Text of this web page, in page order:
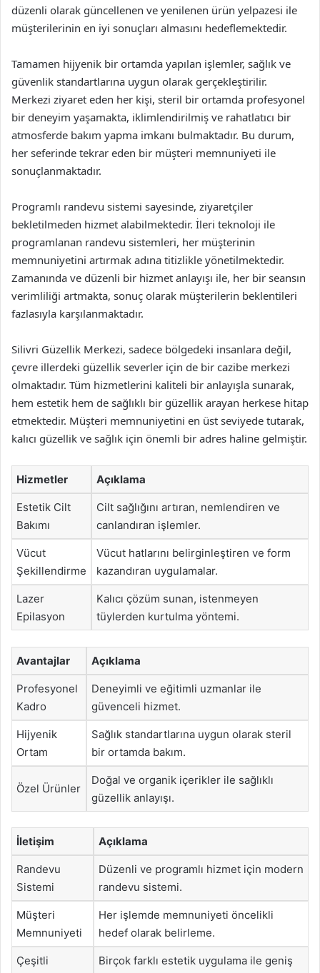
düzenli olarak güncellenen ve yenilenen ürün yelpazesi ile
müşterilerinin en iyi sonuçları almasını hedeflemektedir.
Tamamen hijyenik bir ortamda yapılan işlemler, sağlık ve
güvenlik standartlarına uygun olarak gerçekleştirilir.
Merkezi ziyaret eden her kişi, steril bir ortamda profesyonel
bir deneyim yaşamakta, iklimlendirilmiş ve rahatlatıcı bir
atmosferde bakım yapma imkanı bulmaktadır. Bu durum,
her seferinde tekrar eden bir müşteri memnuniyeti ile
sonuçlanmaktadır.
Programlı randevu sistemi sayesinde, ziyaretçiler
bekletilmeden hizmet alabilmektedir. İleri teknoloji ile
programlanan randevu sistemleri, her müşterinin
memnuniyetini artırmak adına titizlikle yönetilmektedir.
Zamanında ve düzenli bir hizmet anlayışı ile, her bir seansın
verimliliği artmakta, sonuç olarak müşterilerin beklentileri
fazlasıyla karşılanmaktadır.
Silivri Güzellik Merkezi, sadece bölgedeki insanlara değil,
çevre illerdeki güzellik severler için de bir cazibe merkezi
olmaktadır. Tüm hizmetlerini kaliteli bir anlayışla sunarak,
hem estetik hem de sağlıklı bir güzellik arayan herkese hitap
etmektedir. Müşteri memnuniyetini en üst seviyede tutarak,
kalıcı güzellik ve sağlık için önemli bir adres haline gelmiştir.
Hizmetler Açıklama
Estetik Cilt
Bakımı
Cilt sağlığını artıran, nemlendiren ve
canlandıran işlemler.
Vücut
Şekillendirme
Vücut hatlarını belirginleştiren ve form
kazandıran uygulamalar.
Lazer
Epilasyon
Kalıcı çözüm sunan, istenmeyen
tüylerden kurtulma yöntemi.
Avantajlar Açıklama
Profesyonel
Kadro
Deneyimli ve eğitimli uzmanlar ile
güvenceli hizmet.
Hijyenik
Ortam
Sağlık standartlarına uygun olarak steril
bir ortamda bakım.
Özel Ürünler
Doğal ve organik içerikler ile sağlıklı
güzellik anlayışı.
İletişim Açıklama
Randevu
Sistemi
Düzenli ve programlı hizmet için modern
randevu sistemi.
Müşteri
Memnuniyeti
Her işlemde memnuniyeti öncelikli
hedef olarak belirleme.
Çeşitli
Birçok farklı estetik uygulama ile geniş